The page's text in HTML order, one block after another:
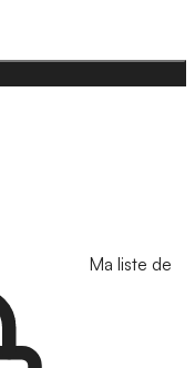
Ma liste de